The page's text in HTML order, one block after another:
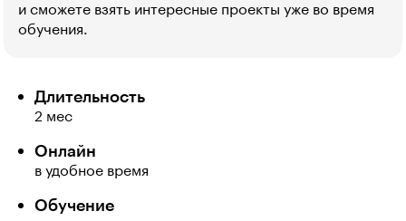
и сможете взять интересные проекты уже во время
обучения.
Длительность
2 мес
Онлайн
в удобное время
Обучение